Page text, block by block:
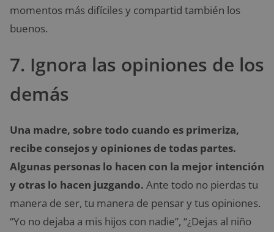
momentos más difíciles y compartid también los
buenos.
7. Ignora las opiniones de los
demás
Una madre, sobre todo cuando es primeriza,
recibe consejos y opiniones de todas partes.
Algunas personas lo hacen con la mejor intención
y otras lo hacen juzgando. Ante todo no pierdas tu
manera de ser, tu manera de pensar y tus opiniones.
“Yo no dejaba a mis hijos con nadie”, “¿Dejas al niño